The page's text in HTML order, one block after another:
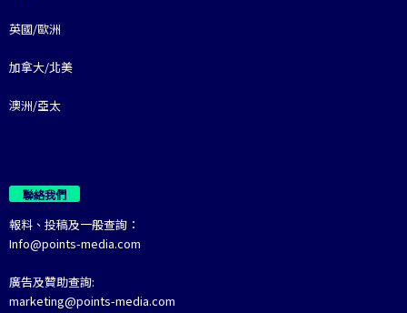
英國/歐洲
加拿大/北美
澳洲/亞太
聯絡我們
報料、投稿及一般查詢：
Info@points-media.com
廣告及贊助查詢:
marketing@points-media.com